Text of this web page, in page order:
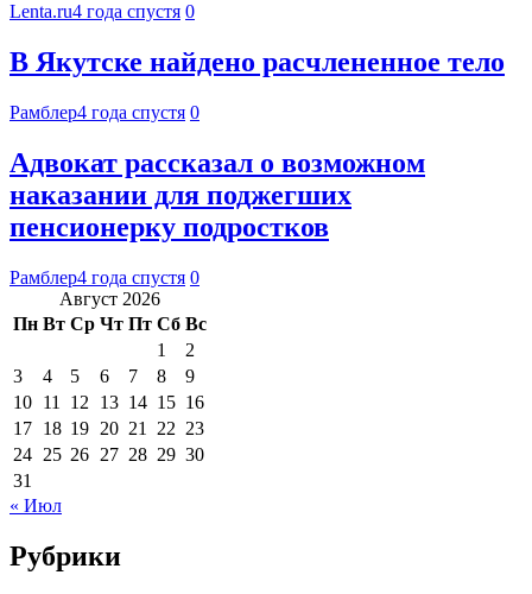
Lenta.ru4 года спустя 0
В Якутске найдено расчлененное тело
Рамблер4 года спустя 0
Адвокат рассказал о возможном
наказании для поджегших
пенсионерку подростков
Рамблер4 года спустя 0
Август 2026
Пн Вт Ср Чт Пт Сб Вс
1
2
3
4 5 6 7 8
9
10 11 12 13 14 15 16
17 18 19 20 21 22 23
24 25 26 27 28 29 30
31
« Июл
Рубрики